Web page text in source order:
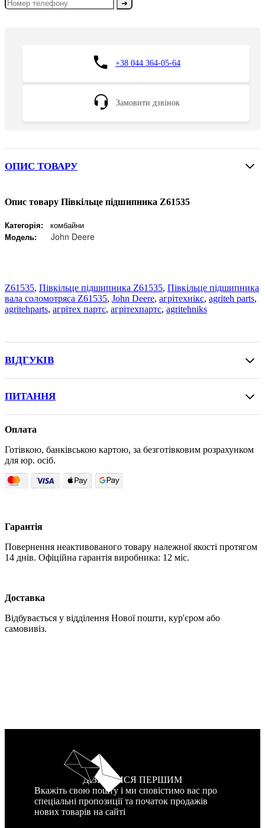
➔
+38 044 364-05-64
Замовити дзвінок
ОПИС ТОВАРУ
Опис товару Півкільце підшипника Z61535
Категорія:
комбайни
Модель: John Deere
Z61535, Півкільце підшипника Z61535, Півкільце підшипника
вала соломотряса Z61535, John Deere, агрітехнікс, agriteh parts,
agritehparts, агрітех партс, агрітехпартс, agritehniks
ВІДГУКІВ
ПИТАННЯ
Оплата
Готівкою, банківською картою, за безготівковим розрахунком
для юр. осіб.
Гарантія
Повернення неактивованого товару належної якості протягом
14 днів. Офіційна гарантія виробника: 12 міс.
Доставка
Відбувається у відділення Нової пошти, кур'єром або
самовивіз.
ДІЗНАТИСЯ ПЕРШИМ
Вкажіть свою пошту і ми сповістимо вас про
спеціальні пропозиції та початок продажів
нових товарів на сайті